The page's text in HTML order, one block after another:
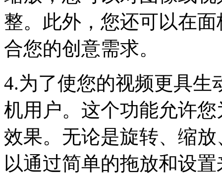
整。此外，您还可以在
合您的创意需求。
4.为了使您的视频更具生
机用户。这个功能允许
效果。无论是旋转、缩
以通过简单的拖放和设